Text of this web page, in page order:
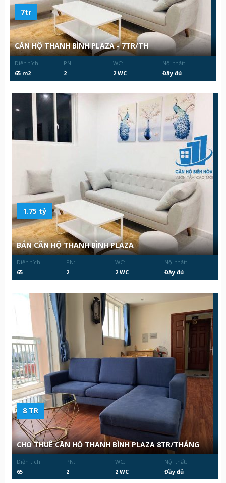
7tr
CĂN HỘ THANH BÌNH PLAZA - 7TR/TH
Diện tích:
65 m2
PN:
2
WC:
2 WC
Nội thất:
Đầy đủ
1.75 tỷ
BÁN CĂN HỘ THANH BÌNH PLAZA
Diện tích:
65
PN:
2
WC:
2 WC
Nội thất:
Đầy đủ
8 TR
CHO THUÊ CĂN HỘ THANH BÌNH PLAZA 8TR/THÁNG
Diện tích:
65
PN:
2
WC:
2 WC
Nội thất:
Đầy đủ